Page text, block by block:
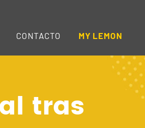
CONTACTO MY LEMON
tras